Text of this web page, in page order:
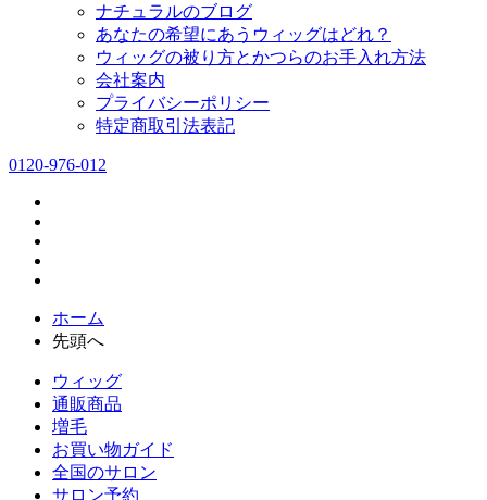
ナチュラルのブログ
あなたの希望にあうウィッグはどれ？
ウィッグの被り方とかつらのお手入れ方法
会社案内
プライバシーポリシー
特定商取引法表記
0120-976-012
ホーム
先頭へ
ウィッグ
通販商品
増毛
お買い物ガイド
全国のサロン
サロン予約